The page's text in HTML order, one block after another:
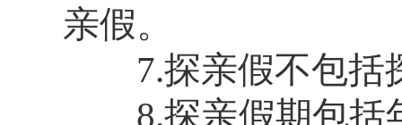
亲假。
7.探亲假不包括
8.探亲假期包括